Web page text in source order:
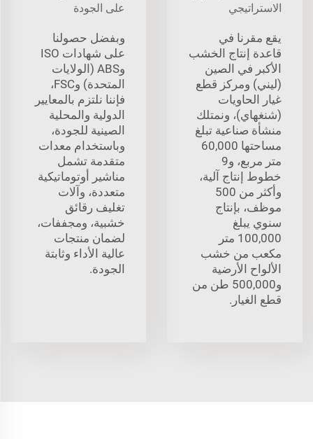
الاستراتيجي
يقع مقرنا في
قاعدة إنتاج الخشب
الأكبر في الصين
(ليني) ومركز قطع
غيار الحاويات
(شنغهاي)، ونمتلك
منشأة صناعية تبلغ
مساحتها 60,000
متر مربع، و9
خطوط إنتاج آلية،
وأكثر من 500
موظف، بإنتاج
سنوي يبلغ
100,000 متر
مكعب من خشب
الألواح الأرضية
و500,000 طن من
قطع الغيار.
على الجودة
وبفضل حصولنا
على شهادات ISO
وABS (الولايات
المتحدة) وFSC،
فإننا نلتزم بالمعايير
الدولية والمحلية
الصينية للجودة،
وباستخدام معدات
متقدمة تشمل
مناشير أوتوماتيكية
متعددة، وآلات
تغليف رقائق
خشبية، ومجففات،
لضمان منتجات
عالية الأداء وثابتة
الجودة.